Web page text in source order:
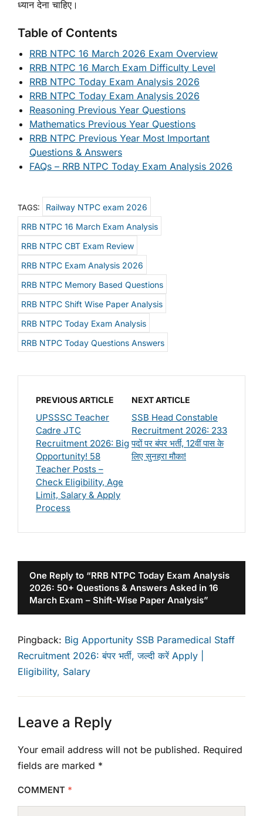
ध्यान देना चाहिए।
Table of Contents
RRB NTPC 16 March 2026 Exam Overview
RRB NTPC 16 March Exam Difficulty Level
RRB NTPC Today Exam Analysis 2026
RRB NTPC Today Exam Analysis 2026
Reasoning Previous Year Questions
Mathematics Previous Year Questions
RRB NTPC Previous Year Most Important
Questions & Answers
FAQs – RRB NTPC Today Exam Analysis 2026
TAGS:
Railway NTPC exam 2026
RRB NTPC 16 March Exam Analysis
RRB NTPC CBT Exam Review
RRB NTPC Exam Analysis 2026
RRB NTPC Memory Based Questions
RRB NTPC Shift Wise Paper Analysis
RRB NTPC Today Exam Analysis
RRB NTPC Today Questions Answers
PREVIOUS ARTICLE
UPSSSC Teacher
Cadre JTC
Recruitment 2026: Big
Opportunity! 58
Teacher Posts –
Check Eligibility, Age
Limit, Salary & Apply
Process
NEXT ARTICLE
SSB Head Constable
Recruitment 2026: 233
पदों पर बंपर भर्ती, 12वीं पास के
लिए सुनहरा मौका!
One Reply to “RRB NTPC Today Exam Analysis
2026: 50+ Questions & Answers Asked in 16
March Exam – Shift-Wise Paper Analysis”
Pingback: Big Apportunity SSB Paramedical Staff
Recruitment 2026: बंपर भर्ती, जल्दी करें Apply |
Eligibility, Salary
Leave a Reply
Your email address will not be published. Required
fields are marked *
COMMENT *